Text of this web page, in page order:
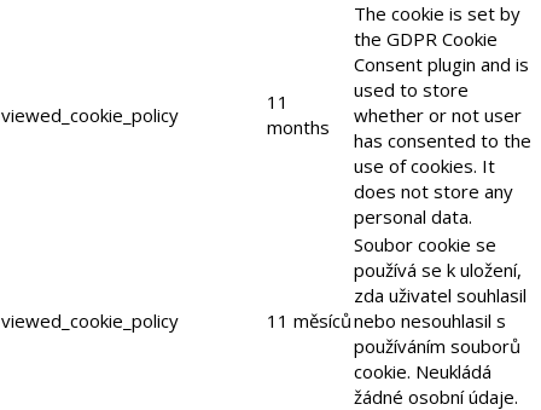
viewed_cookie_policy
11
months
The cookie is set by
the GDPR Cookie
Consent plugin and is
used to store
whether or not user
has consented to the
use of cookies. It
does not store any
personal data.
viewed_cookie_policy 11 měsíců
Soubor cookie se
používá se k uložení,
zda uživatel souhlasil
nebo nesouhlasil s
používáním souborů
cookie. Neukládá
žádné osobní údaje.